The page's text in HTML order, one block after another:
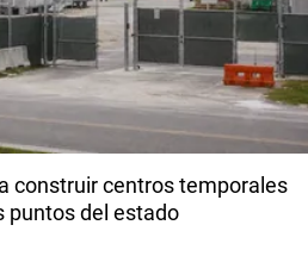
construir centros temporales
puntos del estado